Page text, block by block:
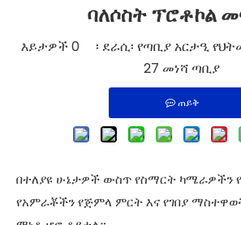
ባለሶስት ፕሮቶኮል
እይታዎች 0 ፡ ደራሲ፡ የጣቢያ አርታዒ
27 መነሻ ጣቢያ
ጠይቅ
በተለያዩ ሁኔታዎች ውስጥ የስማርት ካሜራዎችን
የአምራቾችን የጅምላ ምርት እና የገበያ